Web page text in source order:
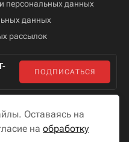
персональных данных
данных
рассылок
ПОДПИСАТЬСЯ
Оставаясь на
на обработку